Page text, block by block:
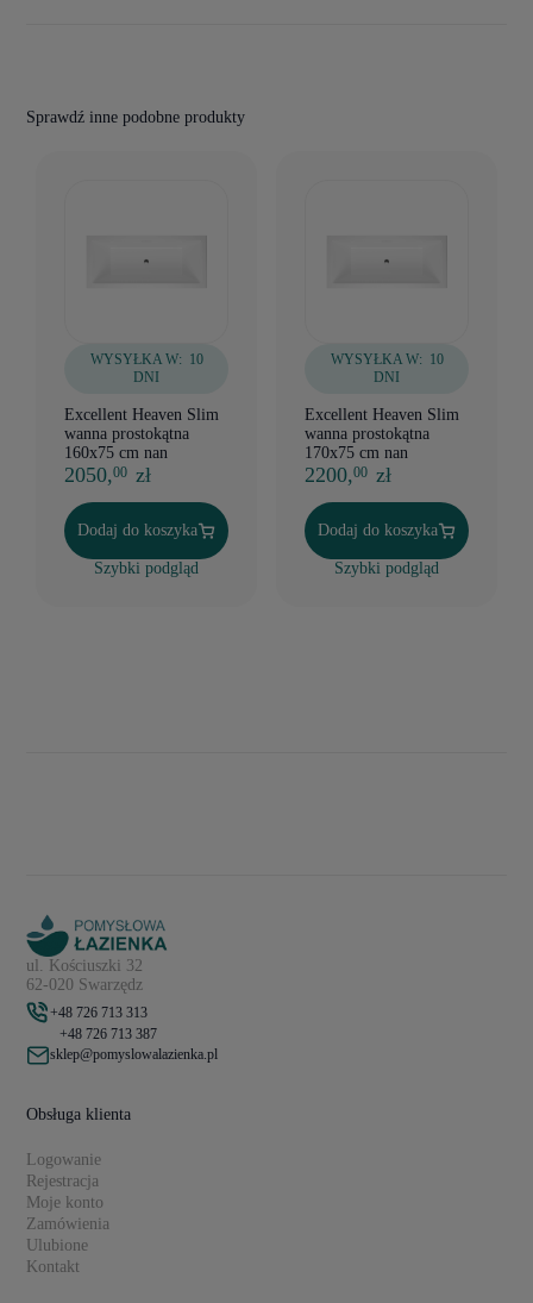
Sprawdź inne podobne produkty
WYSYŁKA W: 10
DNI
Excellent Heaven Slim
wanna prostokątna
160x75 cm nan
2050,00 zł
Dodaj do koszyka
Szybki podgląd
WYSYŁKA W: 10
DNI
Excellent Heaven Slim
wanna prostokątna
170x75 cm nan
2200,00 zł
Dodaj do koszyka
Szybki podgląd
ul. Kościuszki 32
62-020 Swarzędz
+48 726 713 313
+48 726 713 387
sklep@pomyslowalazienka.pl
Obsługa klienta
Logowanie
Rejestracja
Moje konto
Zamówienia
Ulubione
Kontakt